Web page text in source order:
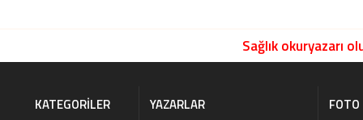
Sağlık okuryazarı
KATEGORILER
YAZARLAR
FOTO